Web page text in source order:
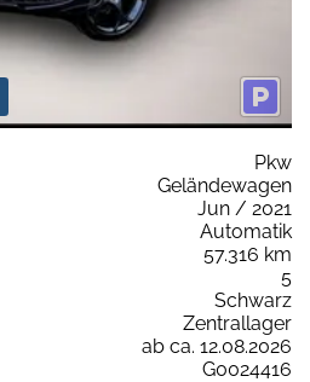
Pkw
Geländewagen
Jun / 2021
Automatik
57.316 km
5
Schwarz
Zentrallager
ab ca. 12.08.2026
G0024416